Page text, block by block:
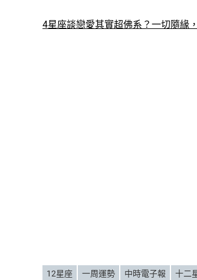
4星座談戀愛其實超佛系？一切隨緣
12星座 一周運勢 中時電子報 十二